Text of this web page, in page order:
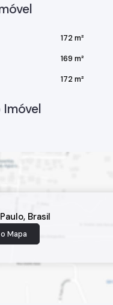
172 m²
169 m²
172 m²
, Brasil
Mapa